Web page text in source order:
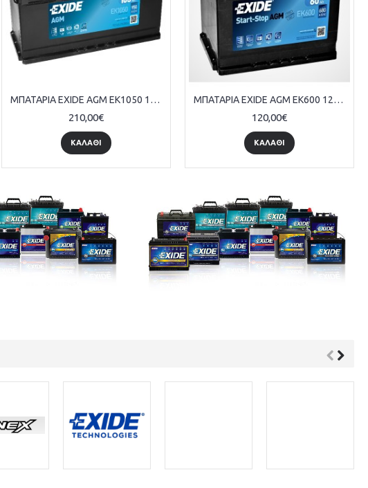
ΜΠΑΤΑΡΙΑ EXIDE AGM EK600 12V 60AH ΕΥΡΩΠΑΙΚΟΥ ΤΥΠΟΥ ΜΠΑΤΑΡΙΑ EXIDE AGM EK620 12V 62AH ΕΥΡΩΠΑΙΚΟΥ ΤΥΠΟΥ